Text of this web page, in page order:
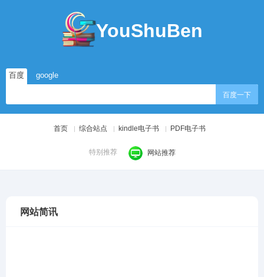
YouShuBen
百度 google
百度一下
首页 综合站点 kindle电子书 PDF电子书
特别推荐 网站推荐
网站简讯